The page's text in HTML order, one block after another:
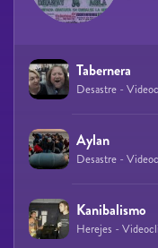
Tabernera
Desastre -
Aylan
Desastre -
Kanibalismo
Herejes -